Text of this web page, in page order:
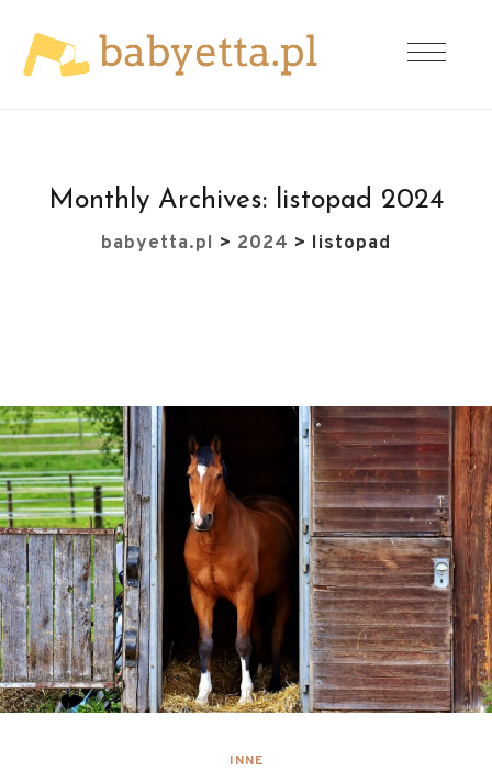
Monthly Archives: listopad 2024
babyetta.pl > 2024 > listopad
INNE